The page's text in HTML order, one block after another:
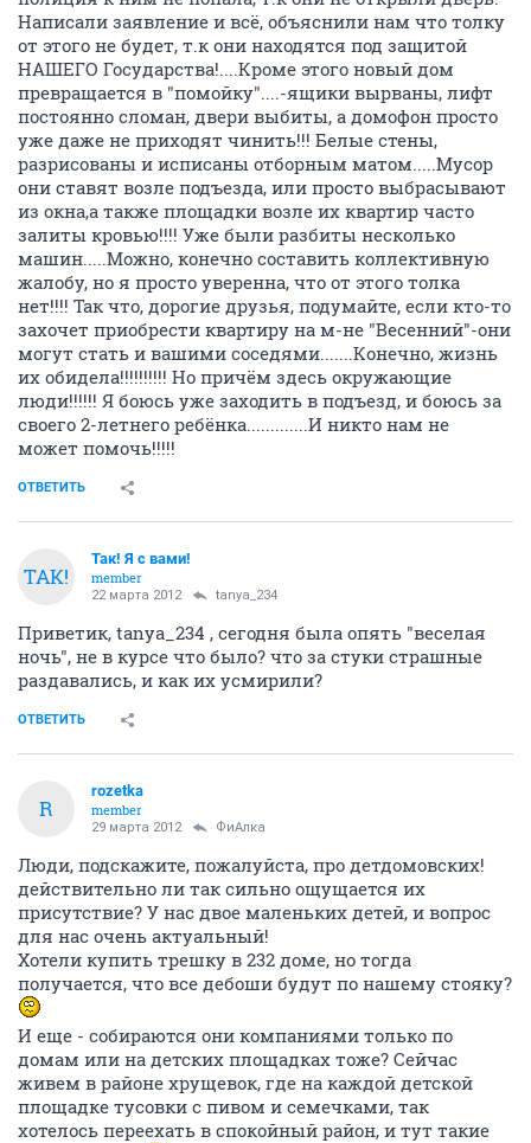
Написали заявление и всё, объяснили нам что толку
от этого не будет, т.к они находятся под защитой
НАШЕГО Государства!....Кроме этого новый дом
превращается в "помойку"....-ящики вырваны, лифт
постоянно сломан, двери выбиты, а домофон просто
уже даже не приходят чинить!!! Белые стены,
разрисованы и исписаны отборным матом.....Мусор
они ставят возле подъезда, или просто выбрасывают
из окна,а также площадки возле их квартир часто
залиты кровью!!!! Уже были разбиты несколько
машин.....Можно, конечно составить коллективную
жалобу, но я просто уверенна, что от этого толка
нет!!!! Так что, дорогие друзья, подумайте, если кто-то
захочет приобрести квартиру на м-не "Весенний"-они
могут стать и вашими соседями.......Конечно, жизнь
их обидела!!!!!!!!!! Но причём здесь окружающие
люди!!!!!! Я боюсь уже заходить в подъезд, и боюсь за
своего 2-летнего ребёнка.............И никто нам не
может помочь!!!!!
ОТВЕТИТЬ
ТАК!
Так! Я с вами!
member
22 марта 2012 tanya_234
Приветик, tanya_234 , сегодня была опять "веселая
ночь", не в курсе что было? что за стуки страшные
раздавались, и как их усмирили?
ОТВЕТИТЬ
R
rozetka
member
29 марта 2012 ФиАлка
Люди, подскажите, пожалуйста, про детдомовских!
действительно ли так сильно ощущается их
присутствие? У нас двое маленьких детей, и вопрос
для нас очень актуальный!
Хотели купить трешку в 232 доме, но тогда
получается, что все дебоши будут по нашему стояку?
И еще - собираются они компаниями только по
домам или на детских площадках тоже? Сейчас
живем в районе хрущевок, где на каждой детской
площадке тусовки с пивом и семечками, так
хотелось переехать в спокойный район, и тут такие